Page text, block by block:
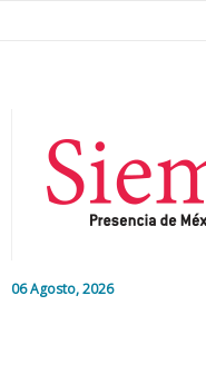
06 Agosto, 2026